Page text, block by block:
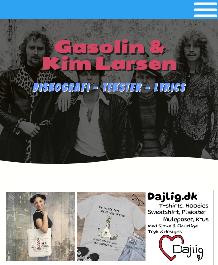
Gasolin &
Kim Larsen
Diskografi - Tekster - Lyrics